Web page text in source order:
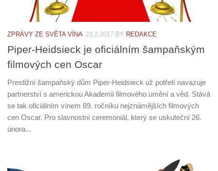
ZPRÁVY ZE SVĚTA VÍNA 23.2.2017 BY REDAKCE
Piper-Heidsieck je oficiálním šampaňským
filmových cen Oscar
Prestižní šampaňský dům Piper-Heidsieck už potřetí navazuje
partnerství s americkou Akademii filmového umění a věd. Stává
se tak oficiálním vínem 89. ročníku nejznámějších filmových
cen Oscar. Pro slavnostní ceremoniál, který se uskuteční 26.
února...